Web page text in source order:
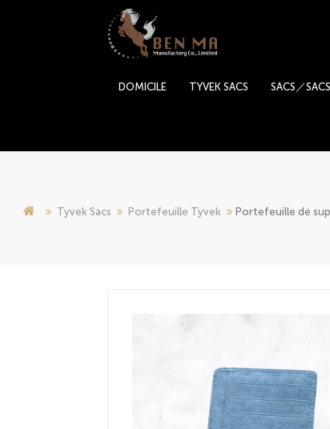
DOMICILE TYVEK SACS SACS／
Tyvek Sacs Portefeuille Tyvek
Portefeuille de